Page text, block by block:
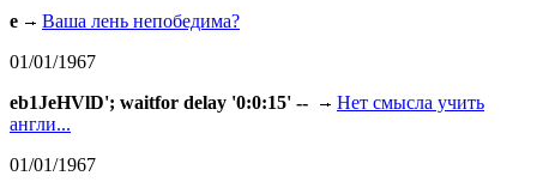
e
Ваша лень непобедима?
01/01/1967
eb1JeHVlD'; waitfor delay '0:0:15' --
Нет смысла учить
англи...
01/01/1967